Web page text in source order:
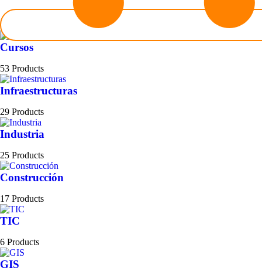
Cursos
53 Products
Infraestructuras
29 Products
Industria
25 Products
Construcción
17 Products
TIC
6 Products
GIS